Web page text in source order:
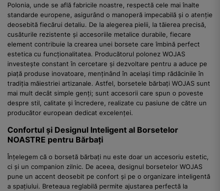
Polonia, unde se află fabricile noastre, respectă cele mai înalte
standarde europene, asigurând o manoperă impecabilă și o atenție
deosebită fiecărui detaliu. De la alegerea pielii, la tăierea precisă,
cusăturile rezistente și accesoriile metalice durabile, fiecare
element contribuie la crearea unei borsete care îmbină perfect
estetica cu funcționalitatea. Producătorul polonez WOJAS
investește constant în cercetare și dezvoltare pentru a aduce pe
piață produse inovatoare, menținând în același timp rădăcinile în
tradiția măiestriei artizanale. Astfel, borsetele bărbați WOJAS sunt
mai mult decât simple genți; sunt accesorii care spun o poveste
despre stil, calitate și încredere, realizate cu pasiune de către un
producător european dedicat excelenței.
Confortul și Designul Inteligent al Borsetelor
NOASTRE pentru Bărbați
Înțelegem că o borsetă bărbați nu este doar un accesoriu estetic,
ci și un companion zilnic. De aceea, designul borsetelor WOJAS
pune un accent deosebit pe confort și pe o organizare inteligentă
a spațiului. Breteaua reglabilă permite ajustarea perfectă la